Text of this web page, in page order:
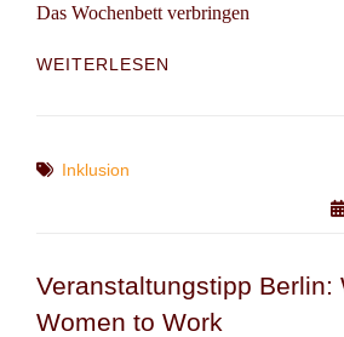
Das Wochenbett verbringen
WEITERLESEN
Tags
Inklusion
Veranstaltungstipp Berlin:
Women to Work